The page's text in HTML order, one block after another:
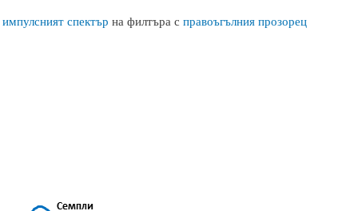
импулсният спектър на филтъра с правоъгълния прозорец